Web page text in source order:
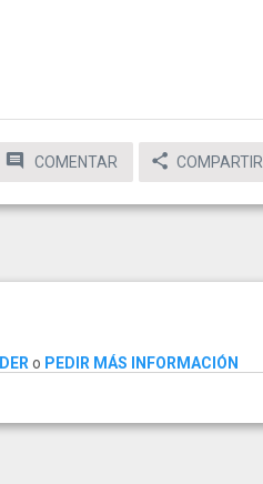
COMENTAR COMPARTIR
o PEDIR MÁS INFORMACIÓN